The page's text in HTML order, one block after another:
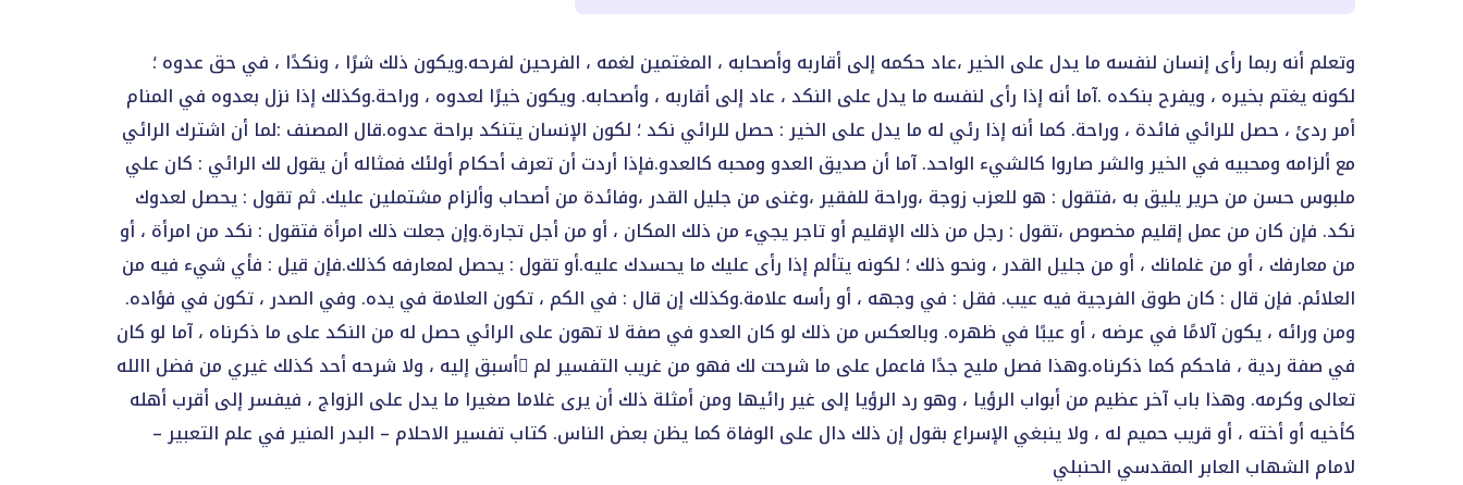
وتعلم أنه ربما رأى إنسان لنفسه ما يدل على الخير ،عاد حكمه إلى أقاربه وأصحابه ، المغتمين لغمه ، الفرحين لفرحه.ويكون ذلك شرًا ، ونكدًا ، في حق عدوه ؛
لكونه يغتم بخيره ، ويفرح بنكده .آما أنه إذا رأى لنفسه ما يدل على النكد ، عاد إلى أقاربه ، وأصحابه. ويكون خيرًا لعدوه ، وراحة.وكذلك إذا نزل بعدوه في المنام
أمر ردئ ، حصل للرائي فائدة ، وراحة. كما أنه إذا رئي له ما يدل على الخير : حصل للرائي نكد ؛ لكون الإنسان يتنكد براحة عدوه.قال المصنف :لما أن اشترك الرائي
مع ألزامه ومحبيه في الخير والشر صاروا كالشيء الواحد. آما أن صديق العدو ومحبه كالعدو.فإذا أردت أن تعرف أحكام أولئك فمثاله أن يقول لك الرائي : كان علي
ملبوس حسن من حرير يليق به ،فتقول : هو للعزب زوجة ،وراحة للفقير ،وغنى من جليل القدر ،وفائدة من أصحاب وألزام مشتملين عليك. ثم تقول : يحصل لعدوك
نكد. فإن كان من عمل إقليم مخصوص ،تقول : رجل من ذلك الإقليم أو تاجر يجيء من ذلك المكان ، أو من أجل تجارة.وإن جعلت ذلك امرأة فتقول : نكد من امرأة ، أو
من معارفك ، أو من غلمانك ، أو من جليل القدر ، ونحو ذلك ؛ لكونه يتألم إذا رأى عليك ما يحسدك عليه.أو تقول : يحصل لمعارفه كذلك.فإن قيل : فأي شيء فيه من
العلائم. فإن قال : كان طوق الفرجية فيه عيب. فقل : في وجهه ، أو رأسه علامة.وكذلك إن قال : في الكم ، تكون العلامة في يده. وفي الصدر ، تكون في فؤاده.
ومن ورائه ، يكون آلامًا في عرضه ، أو عيبًا في ظهره. وبالعكس من ذلك لو كان العدو في صفة لا تهون على الرائي حصل له من النكد على ما ذكرناه ، آما لو كان
في صفة ردية ، فاحكم كما ذكرناه.وهذا فصل مليح جدًا فاعمل على ما شرحت لك فهو من غريب التفسير لم ُأسبق إليه ، ولا شرحه أحد كذلك غيري من فضل االله
تعالى وكرمه. وهذا باب آخر عظيم من أبواب الرؤيا ، وهو رد الرؤيا إلى غير رائيها ومن أمثلة ذلك أن يرى غلاما صغيرا ما يدل على الزواج ، فيفسر إلى أقرب أهله
كأخيه أو أخته ، أو قريب حميم له ، ولا ينبغي الإسراع بقول إن ذلك دال على الوفاة كما يظن بعض الناس. كتاب تفسير الاحلام – البدر المنير في علم التعبير –
لامام الشهاب العابر المقدسي الحنبلي